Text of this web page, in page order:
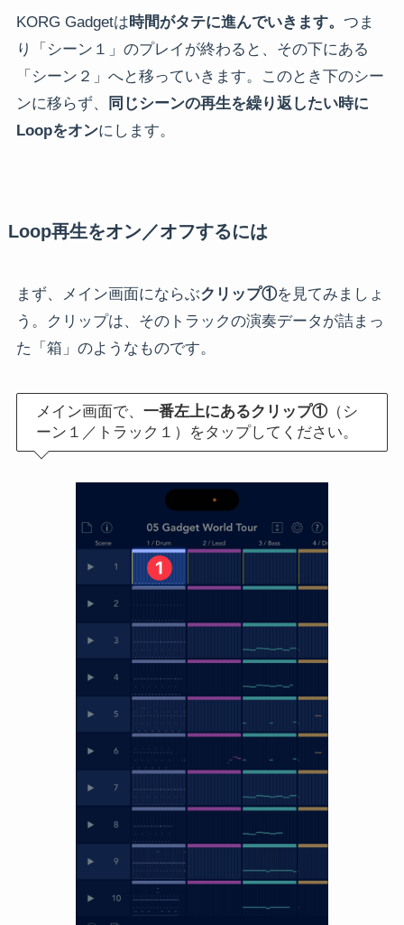
KORG Gadgetは時間がタテに進んでいきます。 つま
り「シーン１」のプレイが終わると、その下にある
「シーン２」へと移っていきます。このとき下のシー
ンに移らず、
同じシーンの再生を繰り返したい時に
Loopをオンにします。
Loop再生をオン／オフするには
まず、メイン画面にならぶクリップ①を見てみましょ
う。クリップは、そのトラックの演奏データが詰まっ
た「箱」のようなものです。
メイン画面で、一番左上にあるクリップ①（シ
ーン１／トラック１）をタップしてください。